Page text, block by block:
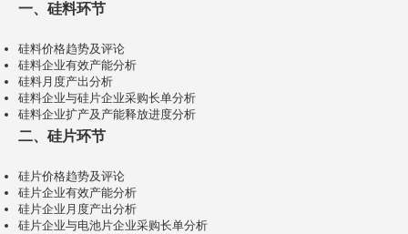
一、硅料环节
硅料价格趋势及评论
硅料企业有效产能分析
硅料月度产出分析
硅料企业与硅片企业采购长单分析
硅料企业扩产及产能释放进度分析
二、硅片环节
硅片价格趋势及评论
硅片企业有效产能分析
硅片企业月度产出分析
硅片企业与电池片企业采购长单分析